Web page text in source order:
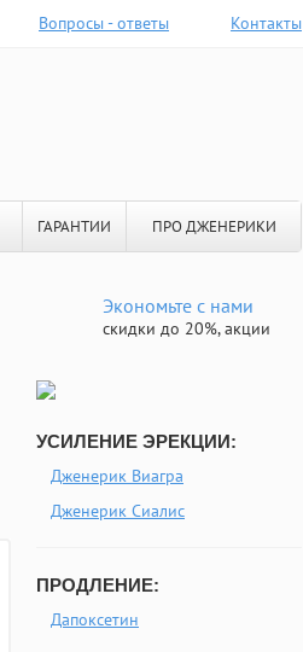
Вопросы - ответы Контакты
ГАРАНТИИ ПРО ДЖЕНЕРИКИ
Экономьте с нами
скидки до 20%, акции
УСИЛЕНИЕ ЭРЕКЦИИ:
Дженерик Виагра
Дженерик Сиалис
ПРОДЛЕНИЕ:
Дапоксетин